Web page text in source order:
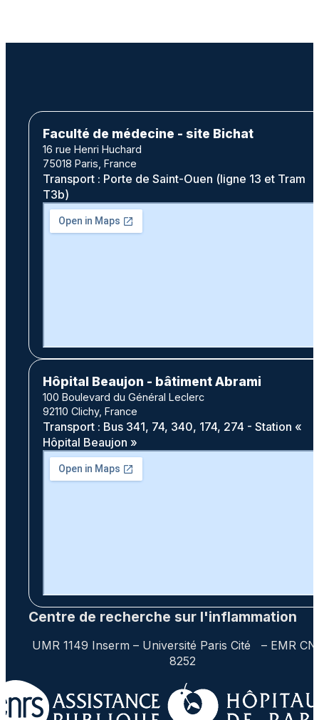
Faculté de médecine - site Bichat
16 rue Henri Huchard
75018 Paris, France
Transport : Porte de Saint-Ouen (ligne 13 et Tram
T3b)
Hôpital Beaujon - bâtiment Abrami
100 Boulevard du Général Leclerc
92110 Clichy, France
Transport : Bus 341, 74, 340, 174, 274 - Station «
Hôpital Beaujon »
Centre de recherche sur l'inflammation
UMR 1149 Inserm – Université Paris Cité – EMR
8252